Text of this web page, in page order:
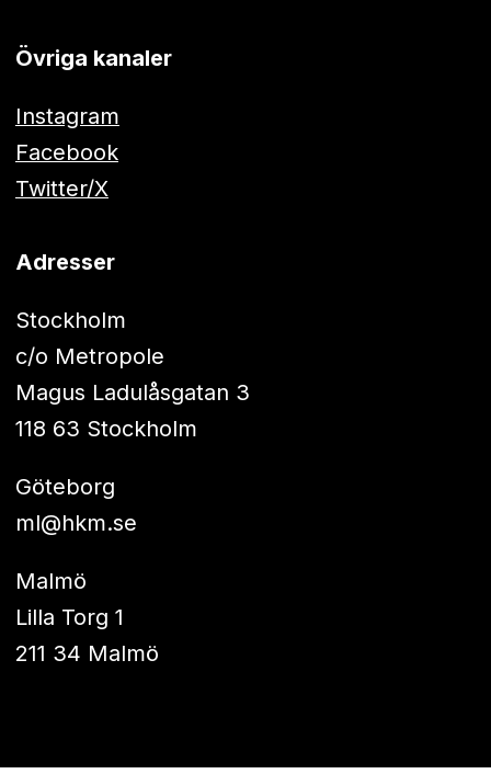
Övriga kanaler
Instagram
Facebook
Twitter/X
Adresser
Stockholm
c/o Metropole
Magus Ladulåsgatan 3
118 63 Stockholm
Göteborg
ml@hkm.se
Malmö
Lilla Torg 1
211 34 Malmö